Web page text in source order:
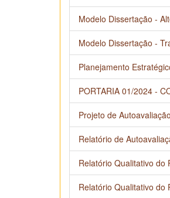
Modelo Dissertação -
Modelo Dissertação -
Planejamento
PORTARIA 01/2024 -
Projeto de
Relatório de
Relatório Qualitativo do
Relatório Qualitativo do